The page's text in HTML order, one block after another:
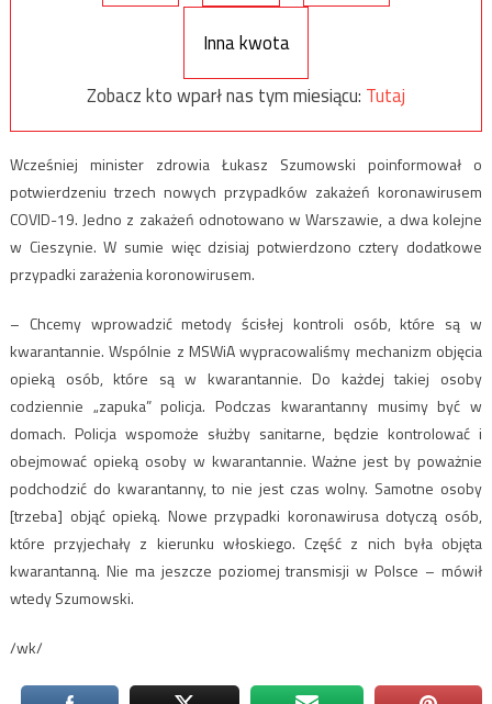
Inna kwota
Zobacz kto wparł nas tym miesiącu: Tutaj
Wcześniej minister zdrowia Łukasz Szumowski poinformował o
potwierdzeniu trzech nowych przypadków zakażeń koronawirusem
COVID-19. Jedno z zakażeń odnotowano w Warszawie, a dwa kolejne
w Cieszynie. W sumie więc dzisiaj potwierdzono cztery dodatkowe
przypadki zarażenia koronowirusem.
– Chcemy wprowadzić metody ścisłej kontroli osób, które są w
kwarantannie. Wspólnie z MSWiA wypracowaliśmy mechanizm objęcia
opieką osób, które są w kwarantannie. Do każdej takiej osoby
codziennie „zapuka” policja. Podczas kwarantanny musimy być w
domach. Policja wspomoże służby sanitarne, będzie kontrolować i
obejmować opieką osoby w kwarantannie. Ważne jest by poważnie
podchodzić do kwarantanny, to nie jest czas wolny. Samotne osoby
[trzeba] objąć opieką. Nowe przypadki koronawirusa dotyczą osób,
które przyjechały z kierunku włoskiego. Część z nich była objęta
kwarantanną. Nie ma jeszcze poziomej transmisji w Polsce – mówił
wtedy Szumowski.
/wk/